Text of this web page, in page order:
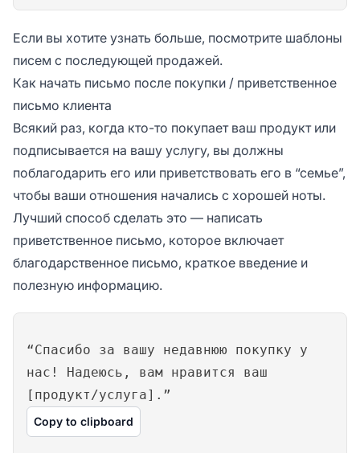
Если вы хотите узнать больше, посмотрите шаблоны
писем с последующей продажей.
Как начать письмо после покупки / приветственное
письмо клиента
Всякий раз, когда кто-то покупает ваш продукт или
подписывается на вашу услугу, вы должны
поблагодарить его или приветствовать его в “семье”,
чтобы ваши отношения начались с хорошей ноты.
Лучший способ сделать это — написать
приветственное письмо, которое включает
благодарственное письмо, краткое введение и
полезную информацию.
“Спасибо за вашу недавнюю покупку у
нас! Надеюсь, вам нравится ваш
[продукт/услуга].”
Copy to clipboard